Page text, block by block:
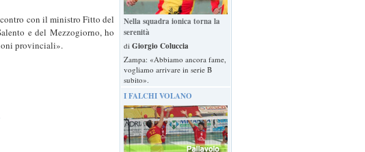
con il ministro Fitto del
e del Mezzogiorno, ho
provinciali».
Nella squadra ionica torna la
serenità
di Giorgio Coluccia
Zampa: «Abbiamo ancora fame,
vogliamo arrivare in serie B
subito».
I FALCHI VOLANO